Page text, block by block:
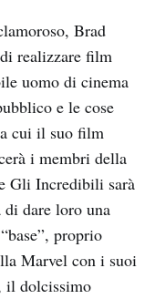
Brad
realizzare film
uomo di cinema
e le cose
cui il suo film
i membri della
Gli Incredibili sarà
di dare loro una
proprio
Marvel con i suoi
il dolcissimo